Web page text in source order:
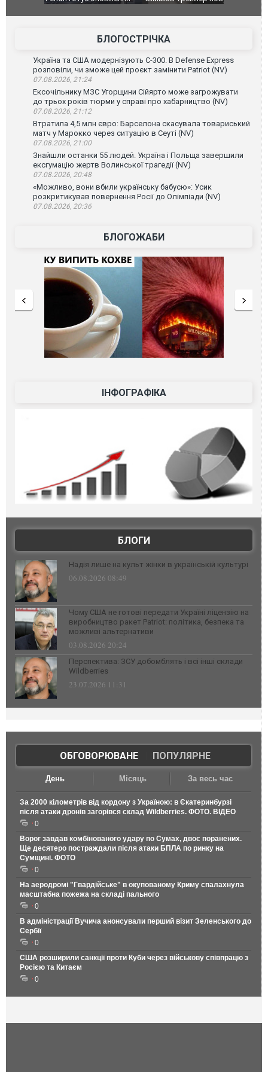
БЛОГОСТРІЧКА
Україна та США модернізують С-300. В Defense Express
розповіли, чи зможе цей проєкт замінити Patriot (NV)
07.08.2026, 21:24
Ексочільнику МЗС Угорщини Сійярто може загрожувати
до трьох років тюрми у справі про хабарництво (NV)
07.08.2026, 21:12
Втратила 4,5 млн євро: Барселона скасувала товариський
матч у Марокко через ситуацію в Сеуті (NV)
07.08.2026, 21:00
Знайшли останки 55 людей. Україна і Польща завершили
ексгумацію жертв Волинської трагедії (NV)
07.08.2026, 20:48
«Можливо, вони вбили українську бабусю»: Усик
розкритикував повернення Росії до Олімпіади (NV)
07.08.2026, 20:36
БЛОГОЖАБИ
ІНФОГРАФІКА
БЛОГИ
Надія лише на культ жінки в українській культурі
06.08.2026 08:49
Чому США не готові передати Україні ліцензію на
виробництво ракет Patriot: політика, безпека та
можливі альтернативи
03.08.2026 20:24
Перспектива: ЗСУ добомблять і всі інші склади
Wildberries
23.07.2026 11:31
ОБГОВОРЮВАНЕ| ПОПУЛЯРНЕ
День Місяць За весь час
За 2000 кілометрів від кордону з Україною: в Єкатеринбурзі
після атаки дронів загорівся склад Wildberries. ФОТО. ВІДЕО
0
Ворог завдав комбінованого удару по Сумах, двоє поранених.
Ще десятеро постраждали після атаки БПЛА по ринку на
Сумщині. ФОТО
0
На аеродромі "Гвардійське" в окупованому Криму спалахнула
масштабна пожежа на складі пального
0
В адміністрації Вучича анонсували перший візит Зеленського до
Сербії
0
США розширили санкції проти Куби через військову співпрацю з
Росією та Китаєм
0